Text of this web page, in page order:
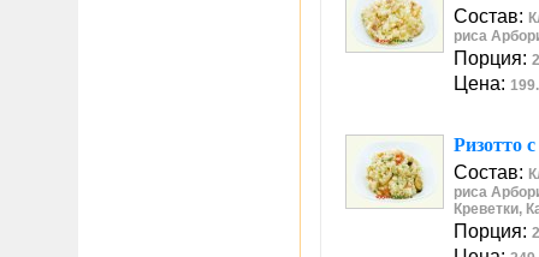
Состав:
риса
Порция:
Цена:
Ризотто
Состав:
риса
Креветки,
Порция: